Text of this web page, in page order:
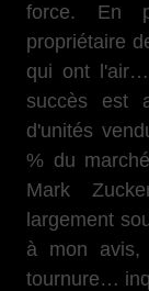
force. En
propriétaire
qui ont l'air…
succès est
d'unités
% du
Mark
largement
à mon
tournure…